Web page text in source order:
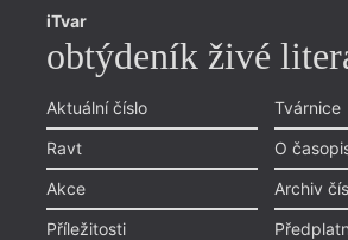
iTvar
obtýdeník živé
Aktuální číslo
Ravt
Akce
Příležitosti
Tvárnice
O
Archiv